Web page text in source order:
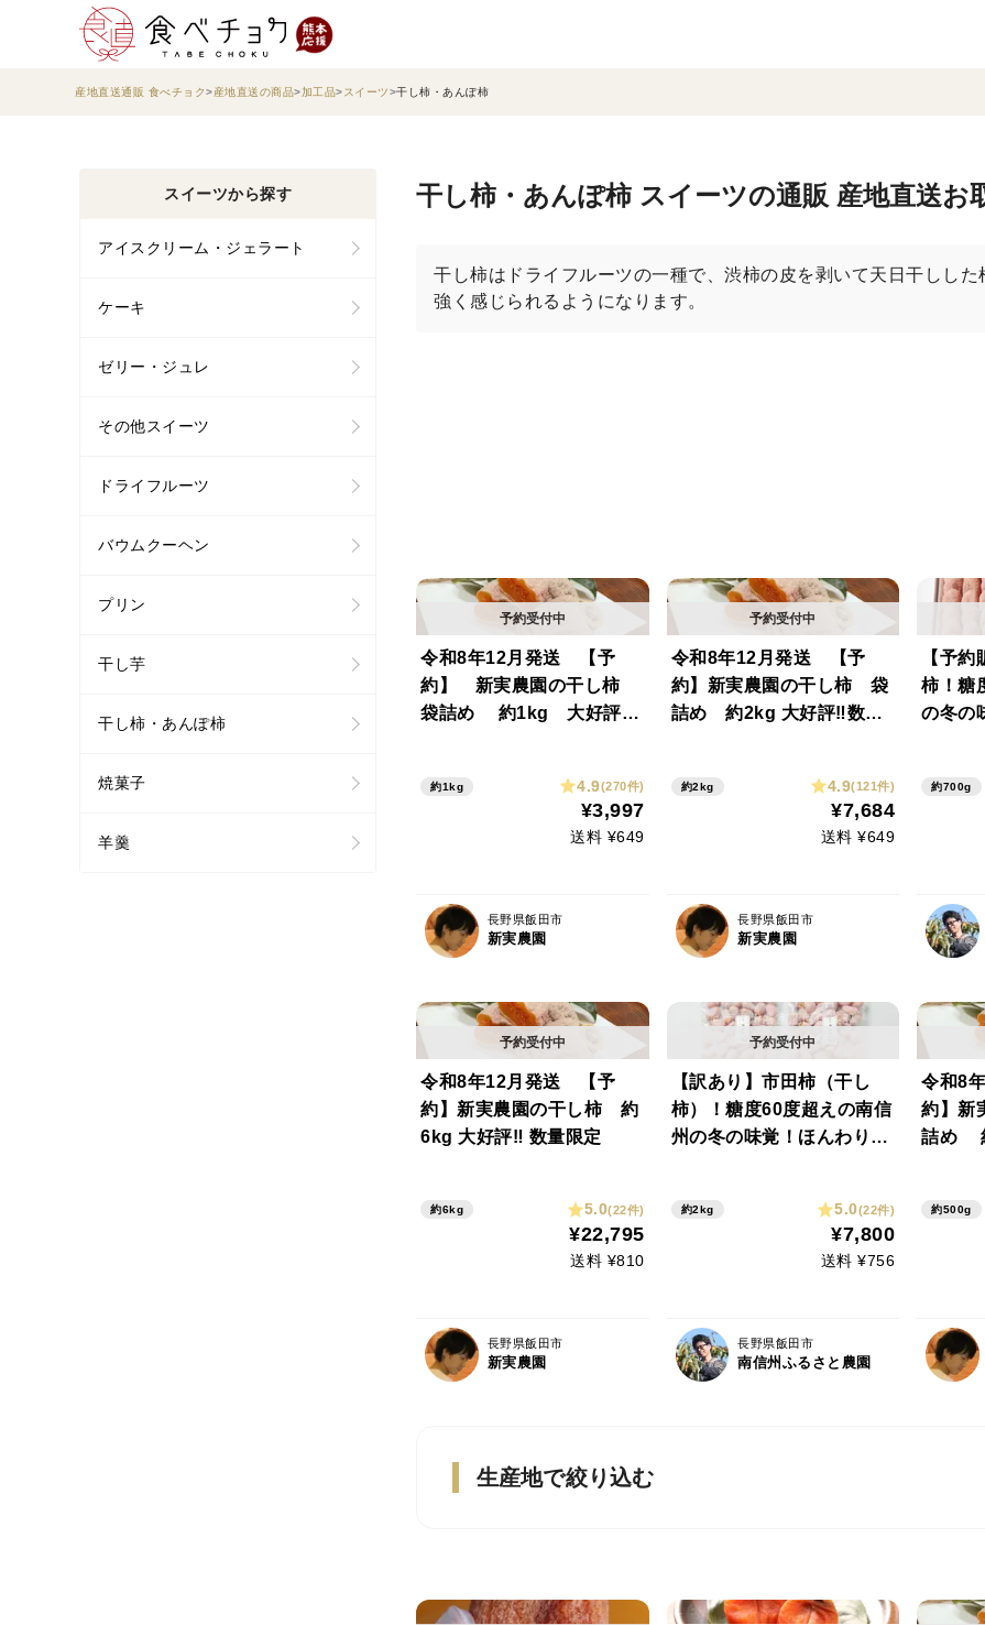
産地直送通販 食べチョク 産地直送の商品 加工品 スイーツ 干し柿・あんぽ柿
干し柿・あんぽ柿 スイーツの通販 産地直送お
干し柿はドライフルーツの一種で、渋柿の皮を剥いて天日干しし
強く感じられるようになります。
令和8年12月発送 【予
約】 新実農園の干し柿
袋詰め 約1kg 大好評‼️
約1kg 4.9(270件)
¥3,997
送料 ¥649
長野県飯田市
新実農園
令和8年12月発送 【予
約】新実農園の干し柿 袋
詰め 約2kg 大好評‼️数量
約2kg 4.9(121件)
¥7,684
送料 ¥649
長野県飯田市
新実農園
【予
柿！糖
の冬の
応可
以外
約700g
令和8年12月発送 【予
約】新実農園の干し柿 約
6kg 大好評‼️ 数量限定
約6kg 5.0(22件)
¥22,795
送料 ¥810
長野県飯田市
新実農園
【訳あり】市田柿（干し
柿）！糖度60度超えの南信
州の冬の味覚！ほんわり・
用・2kg】【農薬削減率5
0％以下】※注※北海道･九
州以外がお届先の方専用※
約2kg 5.0(22件)
¥7,800
送料 ¥756
長野県飯田市
南信州ふるさと農園
令和8
約】新
詰め
約500g
生産地で絞り込む
スイーツから探す
アイスクリーム・ジェラート
ケーキ
ゼリー・ジュレ
その他スイーツ
ドライフルーツ
バウムクーヘン
プリン
干し芋
干し柿・あんぽ柿
焼菓子
羊羹